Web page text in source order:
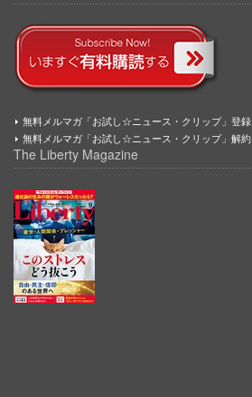
無料メルマガ「お試し☆ニュース・クリップ」登録
無料メルマガ「お試し☆ニュース・クリップ」解約
The Liberty Magazine